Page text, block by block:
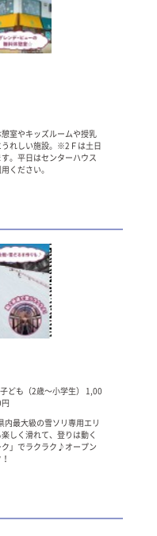
室やキッズルームや授乳
れしい施設。※2Ｆは土日
。平日はセンターハウス
ください。
子ども（2歳〜小学生） 1,00
最大級の雪ソリ専用エリ
しく滑れて、登りは動く
」でラクラク♪オープン